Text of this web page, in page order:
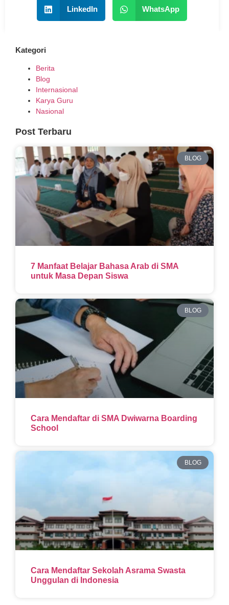
LinkedIn WhatsApp
Kategori
Berita
Blog
Internasional
Karya Guru
Nasional
Post Terbaru
BLOG
7 Manfaat Belajar Bahasa Arab di SMA
untuk Masa Depan Siswa
BLOG
Cara Mendaftar di SMA Dwiwarna Boarding
School
BLOG
Cara Mendaftar Sekolah Asrama Swasta
Unggulan di Indonesia